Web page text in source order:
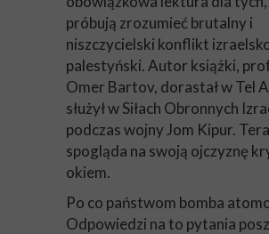
próbują zrozumieć brutalny i
niszczycielski konflikt
palestyński. Autor książki,
Omer Bartov, dorastał w Tel
służył w Siłach Obronnych
podczas wojny Jom Kipur.
spogląda na swoją ojczyznę
okiem.
Po co państwom bomba
Odpowiedzi na to pytania